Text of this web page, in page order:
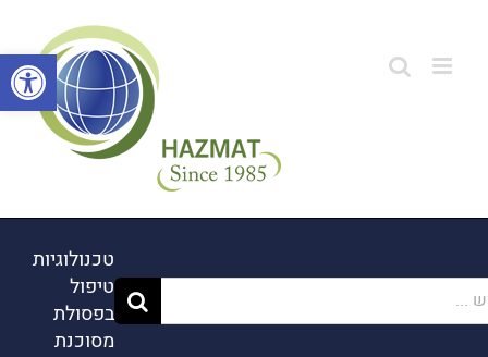
פתח
טכנולוגיות
טיפול
בפסולת
מסוכנת